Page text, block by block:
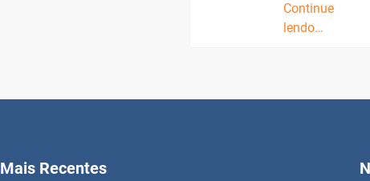
Continue
lendo…
Mais Recentes